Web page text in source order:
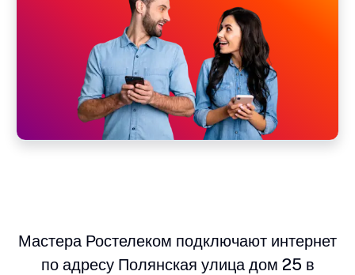
Мастера Ростелеком подключают интернет
по адресу Полянская улица дом 25 в